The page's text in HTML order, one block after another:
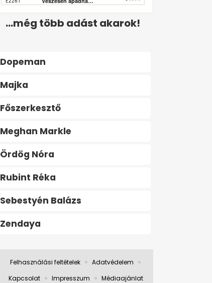
...még több adást akarok!
Dopeman
Majka
Főszerkesztő
Meghan Markle
Ördög Nóra
Rubint Réka
Sebestyén Balázs
Zendaya
Felhasználási feltételek
Adatvédelem
Kapcsolat
Impresszum Médiaajánlat